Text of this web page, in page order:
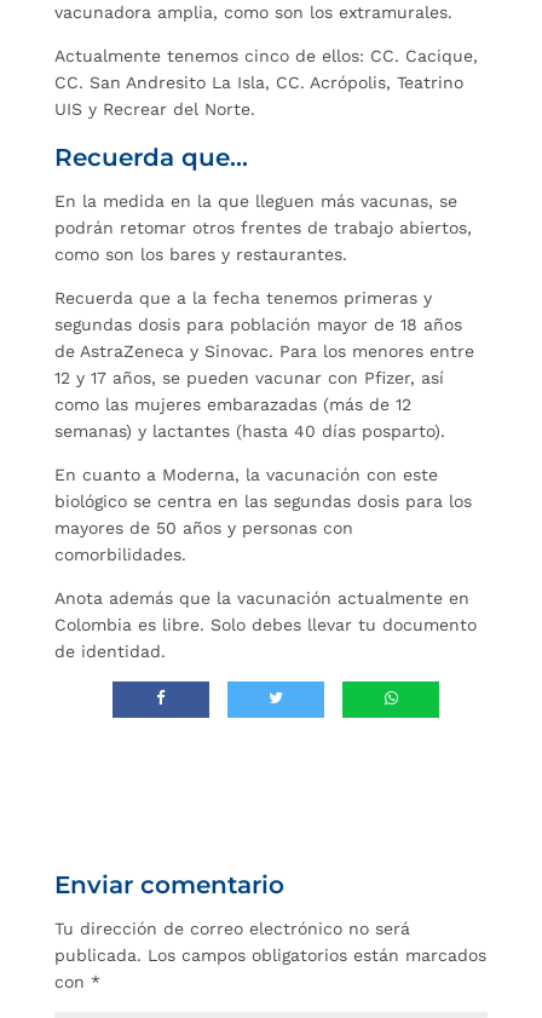
vacunadora amplia, como son los extramurales.
Actualmente tenemos cinco de ellos: CC. Cacique,
CC. San Andresito La Isla, CC. Acrópolis, Teatrino
UIS y Recrear del Norte.
Recuerda que…
En la medida en la que lleguen más vacunas, se
podrán retomar otros frentes de trabajo abiertos,
como son los bares y restaurantes.
Recuerda que a la fecha tenemos primeras y
segundas dosis para población mayor de 18 años
de AstraZeneca y Sinovac. Para los menores entre
12 y 17 años, se pueden vacunar con Pfizer, así
como las mujeres embarazadas (más de 12
semanas) y lactantes (hasta 40 días posparto).
En cuanto a Moderna, la vacunación con este
biológico se centra en las segundas dosis para los
mayores de 50 años y personas con
comorbilidades.
Anota además que la vacunación actualmente en
Colombia es libre. Solo debes llevar tu documento
de identidad.
Enviar comentario
Tu dirección de correo electrónico no será
publicada. Los campos obligatorios están marcados
con *